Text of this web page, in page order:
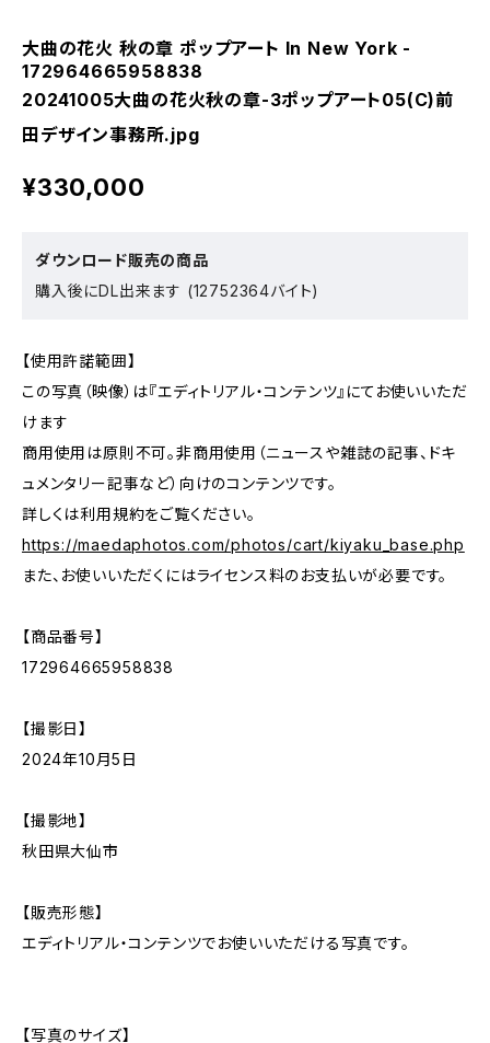
大曲の花火 秋の章 ポップアート In New York -
172964665958838
20241005大曲の花火秋の章-3ポップアート05(C)前
田デザイン事務所.jpg
¥330,000
ダウンロード販売の商品
購入後にDL出来ます (12752364バイト)
【使用許諾範囲】
この写真（映像）は『エディトリアル・コンテンツ』にてお使いいただ
けます
商用使用は原則不可。非商用使用（ニュースや雑誌の記事、ドキ
ュメンタリー記事など）向けのコンテンツです。
詳しくは利用規約をご覧ください。
https://maedaphotos.com/photos/cart/kiyaku_base.php
また、お使いいただくにはライセンス料のお支払いが必要です。
【商品番号】
172964665958838
【撮影日】
2024年10月5日
【撮影地】
秋田県大仙市
【販売形態】
エディトリアル・コンテンツでお使いいただける写真です。
【写真のサイズ】